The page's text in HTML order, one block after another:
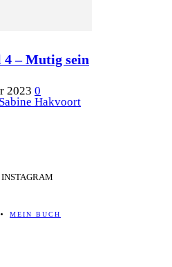
4 – Mutig sein
2023 0
MEIN BUCH